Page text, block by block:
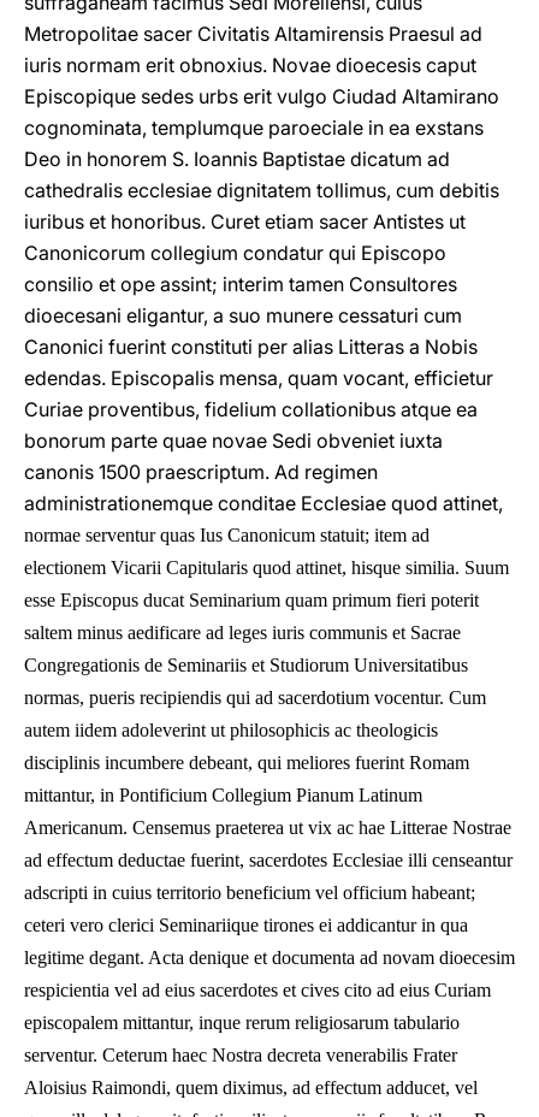
Metropolitae sacer Civitatis Altamirensis Praesul ad
iuris normam erit obnoxius. Novae dioecesis caput
Episcopique sedes urbs erit vulgo Ciudad Altamirano
cognominata, templumque paroeciale in ea exstans
Deo in honorem S. Ioannis Baptistae dicatum ad
cathedralis ecclesiae dignitatem tollimus, cum debitis
iuribus et honoribus. Curet etiam sacer Antistes ut
Canonicorum collegium condatur qui Episcopo
consilio et ope assint; interim tamen Consultores
dioecesani eligantur, a suo munere cessaturi cum
Canonici fuerint constituti per alias Litteras a Nobis
edendas. Episcopalis mensa, quam vocant, efficietur
Curiae proventibus, fidelium collationibus atque ea
bonorum parte quae novae Sedi obveniet iuxta
canonis 1500 praescriptum. Ad regimen
administrationemque conditae Ecclesiae quod attinet,
normae serventur quas Ius Canonicum statuit; item ad
electionem Vicarii Capitularis quod attinet, hisque similia. Suum
esse Episcopus ducat Seminarium quam primum fieri poterit
saltem minus aedificare ad leges iuris communis et Sacrae
Congregationis de Seminariis et Studiorum Universitatibus
normas, pueris recipiendis qui ad sacerdotium vocentur. Cum
autem iidem adoleverint ut philosophicis ac theologicis
disciplinis incumbere debeant, qui meliores fuerint Romam
mittantur, in Pontificium Collegium Pianum Latinum
Americanum. Censemus praeterea ut vix ac hae Litterae Nostrae
ad effectum deductae fuerint, sacerdotes Ecclesiae illi censeantur
adscripti in cuius territorio beneficium vel officium habeant;
ceteri vero clerici Seminariique tirones ei addicantur in qua
legitime degant. Acta denique et documenta ad novam dioecesim
respicientia vel ad eius sacerdotes et cives cito ad eius Curiam
episcopalem mittantur, inque rerum religiosarum tabulario
serventur. Ceterum haec Nostra decreta venerabilis Frater
Aloisius Raimondi, quem diximus, ad effectum adducet, vel